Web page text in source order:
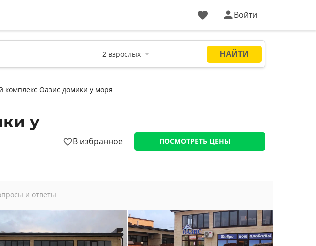
Войти
комплекс Оазис домики у моря
у
В избранное ПОСМОТРЕТЬ ЦЕНЫ
и ответы